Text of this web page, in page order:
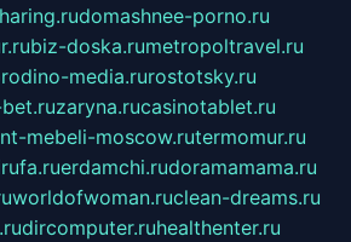
domashnee-porno.ru
biz-doska.rumetropoltravel.ru
media.rurostotsky.ru
zaryna.rucasinotablet.ru
mebeli-moscow.rutermomur.ru
erdamchi.rudoramamama.ru
worldofwoman.ruclean-dreams.ru
dircomputer.ruhealthenter.ru